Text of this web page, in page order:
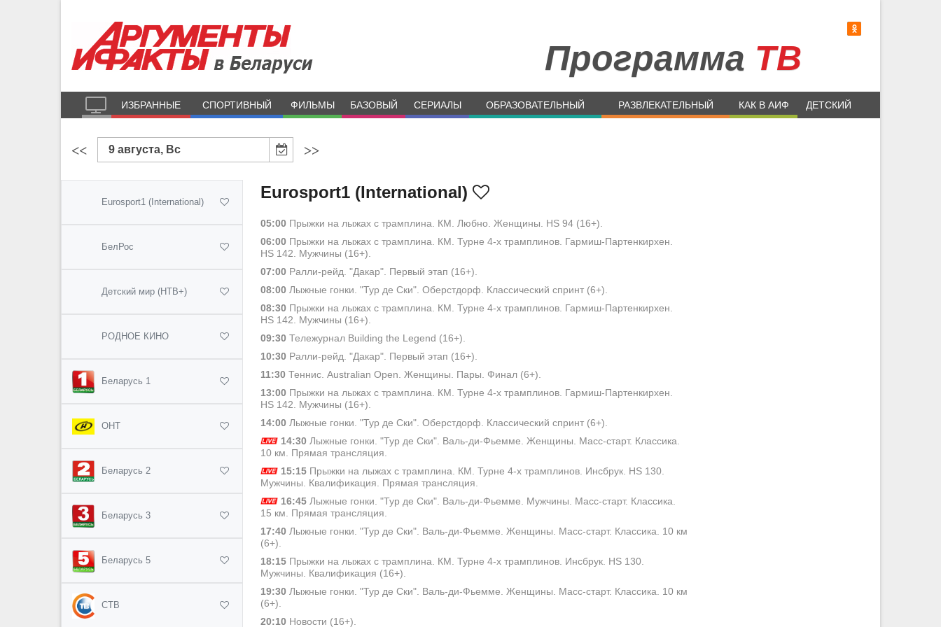
Программа ТВ
ИЗБРАННЫЕ СПОРТИВНЫЙ ФИЛЬМЫ БАЗОВЫЙ СЕРИАЛЫ ОБРАЗОВАТЕЛЬНЫЙ РАЗВЛЕКАТЕЛЬНЫЙ КАК В АИФ ДЕТСКИЙ
<< 9 августа, Вс >>
Eurosport1 (International)
БелРос
Детский мир (НТВ+)
РОДНОЕ КИНО
Беларусь 1
ОНТ
Беларусь 2
Беларусь 3
Беларусь 5
СТВ
Eurosport1 (International)
05:00 Прыжки на лыжах с трамплина. КМ. Любно. Женщины. HS 94 (16+).
06:00 Прыжки на лыжах с трамплина. КМ. Турне 4-х трамплинов. Гармиш-Партенкирхен.
HS 142. Мужчины (16+).
07:00 Ралли-рейд. "Дакар". Первый этап (16+).
08:00 Лыжные гонки. "Тур де Ски". Оберстдорф. Классический спринт (6+).
08:30 Прыжки на лыжах с трамплина. КМ. Турне 4-х трамплинов. Гармиш-Партенкирхен.
HS 142. Мужчины (16+).
09:30 Тележурнал Building the Legend (16+).
10:30 Ралли-рейд. "Дакар". Первый этап (16+).
11:30 Теннис. Australian Open. Женщины. Пары. Финал (6+).
13:00 Прыжки на лыжах с трамплина. КМ. Турне 4-х трамплинов. Гармиш-Партенкирхен.
HS 142. Мужчины (16+).
14:00 Лыжные гонки. "Тур де Ски". Оберстдорф. Классический спринт (6+).
14:30 Лыжные гонки. "Тур де Ски". Валь-ди-Фьемме. Женщины. Масс-старт. Классика.
10 км. Прямая трансляция.
15:15Прыжки на лыжах с трамплина. КМ. Турне 4-х трамплинов. Инсбрук. HS 130.
Мужчины. Квалификация. Прямая трансляция.
16:45Лыжные гонки. "Тур де Ски". Валь-ди-Фьемме. Мужчины. Масс-старт. Классика.
15 км. Прямая трансляция.
17:40 Лыжные гонки. "Тур де Ски". Валь-ди-Фьемме. Женщины. Масс-старт. Классика. 10 км
(6+).
18:15 Прыжки на лыжах с трамплина. КМ. Турне 4-х трамплинов. Инсбрук. HS 130.
Мужчины. Квалификация (16+).
19:30 Лыжные гонки. "Тур де Ски". Валь-ди-Фьемме. Женщины. Масс-старт. Классика. 10 км
(6+).
20:10 Новости (16+).